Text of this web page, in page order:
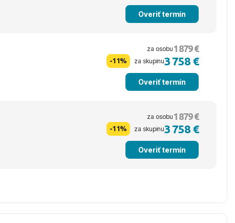
Overiť termín
za osobu 1 879 €
-11% za skupinu3 758 €
Overiť termín
za osobu 1 879 €
-11% za skupinu3 758 €
Overiť termín